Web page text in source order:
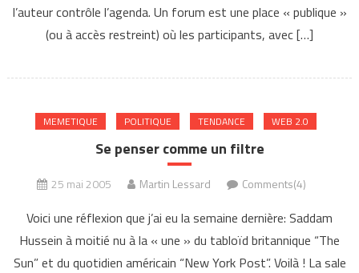
l’auteur contrôle l’agenda. Un forum est une place « publique »
(ou à accès restreint) où les participants, avec […]
MEMETIQUE POLITIQUE TENDANCE WEB 2.0
Se penser comme un filtre
25 mai 2005 Martin Lessard Comments(4)
Voici une réflexion que j’ai eu la semaine dernière: Saddam
Hussein à moitié nu à la « une » du tabloïd britannique “The
Sun” et du quotidien américain “New York Post”. Voilà ! La sale